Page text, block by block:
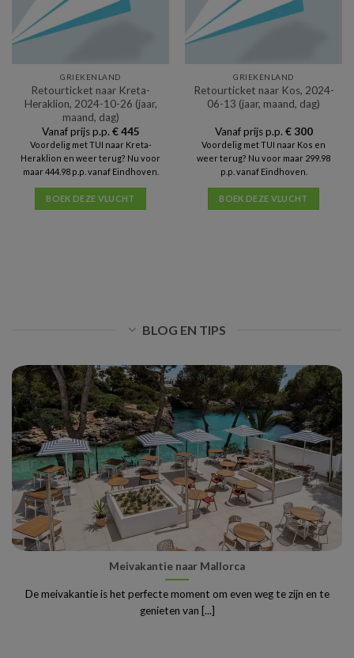
GRIEKENLAND
Retourticket naar Kreta-
Heraklion, 2024-10-26 (jaar,
maand, dag)
Vanaf prijs p.p. €445
Voordelig met TUI naar Kreta-
Heraklion en weer terug? Nu voor
maar 444.98 p.p. vanaf Eindhoven.
BOEK DEZE VLUCHT
GRIEKENLAND
Retourticket naar Kos, 2024-
06-13 (jaar, maand, dag)
Vanaf prijs p.p. €300
Voordelig met TUI naar Kos en
weer terug? Nu voor maar 299.98
p.p. vanaf Eindhoven.
BOEK DEZE VLUCHT
BLOG EN TIPS
Meivakantie naar Mallorca
De meivakantie is het perfecte moment om even weg te zijn en te
genieten van [...]